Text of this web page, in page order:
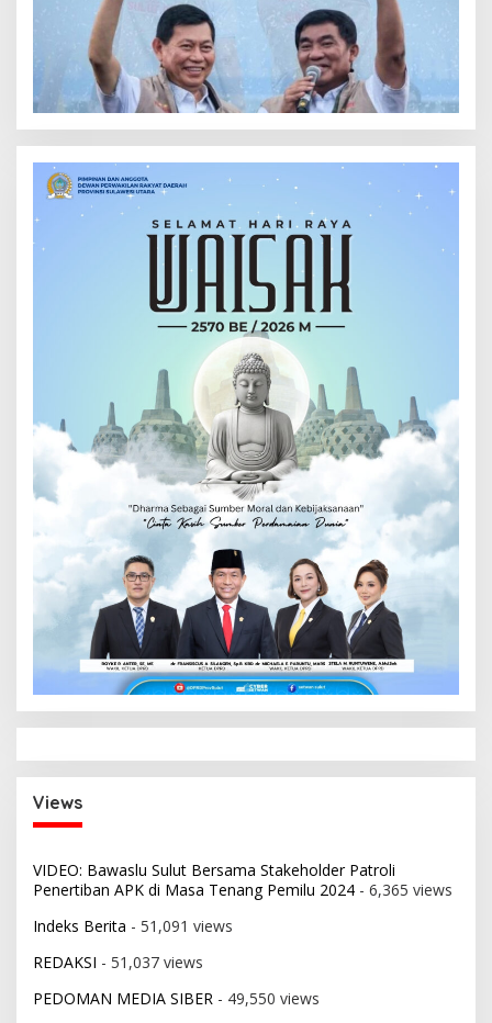
Views
VIDEO: Bawaslu Sulut Bersama Stakeholder Patroli
Penertiban APK di Masa Tenang Pemilu 2024 - 6,365 views
Indeks Berita - 51,091 views
REDAKSI - 51,037 views
PEDOMAN MEDIA SIBER - 49,550 views